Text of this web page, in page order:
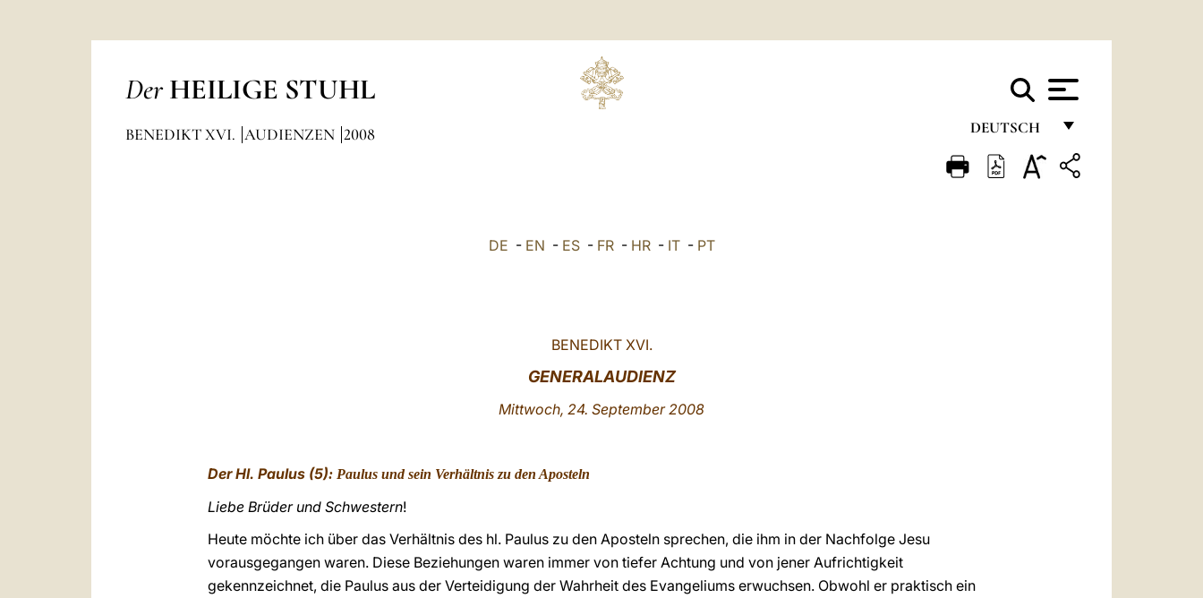
Der HEILIGE STUHL
DEUTSCH
FRANÇAIS
BENEDIKT XVI. AUDIENZEN 2008
DE - EN - ES- FR- HR- IT- PT
BENEDIKT XVI.
GENERALAUDIENZ
Mittwoch, 24. September 2008
Der Hl. Paulus (5): Paulus und sein Verhältnis zu den Aposteln
Liebe Brüder und Schwestern!
Heute möchte ich über das Verhältnis des hl. Paulus zu den Aposteln sprechen, die ihm in der Nachfolge Jesu
vorausgegangen waren. Diese Beziehungen waren immer von tiefer Achtung und von jener Aufrichtigkeit
gekennzeichnet, die Paulus aus der Verteidigung der Wahrheit des Evangeliums erwuchsen. Obwohl er praktisch ein